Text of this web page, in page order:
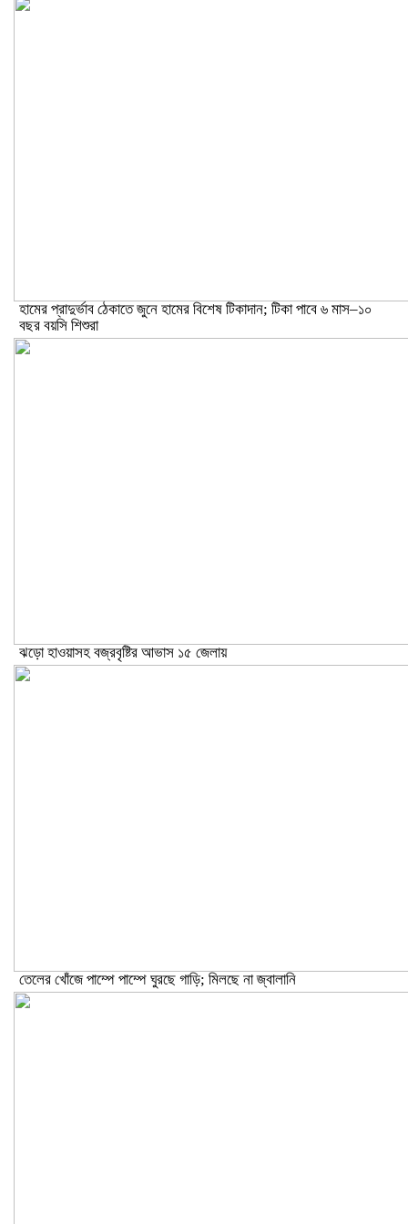
হামের প্রাদুর্ভাব ঠেকাতে জুনে হামের বিশেষ টিকাদান; টিকা পাবে ৬ মাস–১০
বছর বয়সি শিশুরা
ঝড়ো হাওয়াসহ বজ্রবৃষ্টির আভাস ১৫ জেলায়
তেলের খোঁজে পাম্পে পাম্পে ঘুরছে গাড়ি; মিলছে না জ্বালানি